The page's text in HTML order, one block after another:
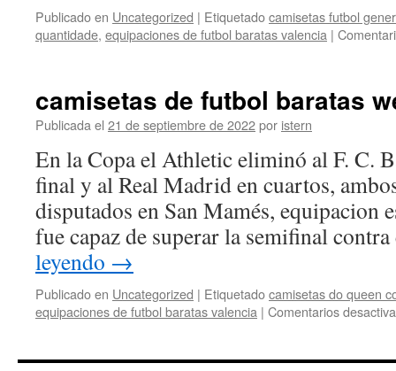
Publicado en Uncategorized | Etiquetadocamisetas futbol
quantidade, equipaciones de futbol baratas valencia |
camisetas de futbol baratas
Publicada el 21 de septiembre de 2022por istern
En la Copa el Athletic eliminó al F. C.
final y al Real Madrid en cuartos,
disputados en San Mamés, equipacion
fue capaz de superar la semifinal
leyendo →
Publicado en Uncategorized | Etiquetadocamisetas do queen
equipaciones de futbol baratas valencia | Comentarios